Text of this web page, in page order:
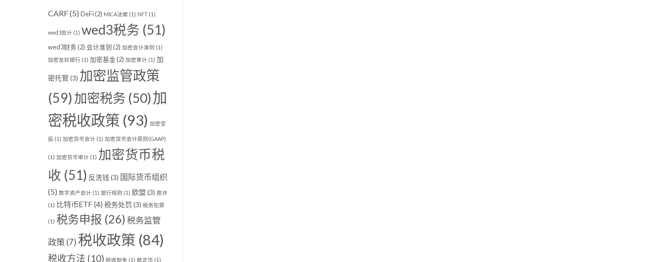
CARF(5) DeFi(2) MICA法案 (1) NFT (1)
wed3会计 (1) wed3税务 (51)
wed3财务(2) 会计准则 (2) 加密会计准则 (1)
加密友好银行 (1) 加密基金(2) 加密审计 (1) 加
密托管(3) 加密监管政策
(59)加密税务 (50)加
密税收政策 (93) 加密空
投 (1) 加密货币会计 (1) 加密货币会计原则(GAAP)
(1) 加密货币审计 (1) 加密货币税
收 (51) 反洗钱 (3) 国际货币组织
(5) 数字资产会计 (1) 旅行规则 (1) 欧盟 (3) 欺诈
(1) 比特币ETF(4) 税务处罚 (3) 税务犯罪
(1) 税务申报 (26) 税务监管
政策(7) 税收政策 (84)
税收方法 (10) 税收豁免 (1) 稳定币 (1)